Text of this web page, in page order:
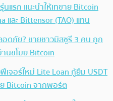
แรก แนะนำให้เทขาย Bitcoin
และ Bittensor (TAO) แทน
อดภัย? ชายชาวมิสซูรี 3 คน ถูก
นขโมย Bitcoin
เจอร์ใหม่ Lite Loan กู้ยืม USDT
Bitcoin จากพอร์ต